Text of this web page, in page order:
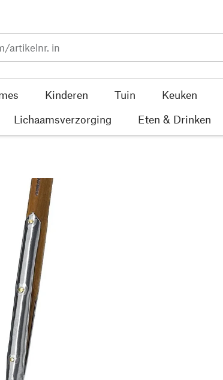
Kinderen Tuin Keuken
Lichaamsverzorging Eten & Drinken